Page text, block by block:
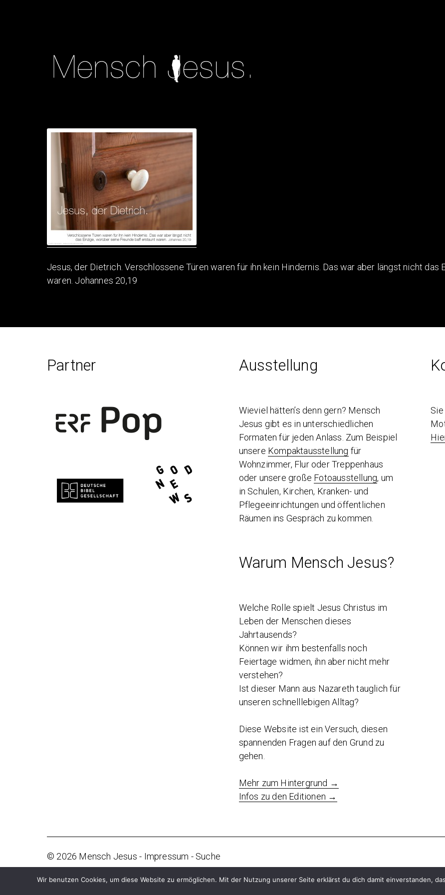
Jesus, der Dietrich. Verschlossene Türen waren für ihn kein Hindernis. Das war aber längst nicht
waren. Johannes 20,19
Partner Ausstellung
Wieviel hätten’s denn gern? Mensch
Jesus gibt es in unterschiedlichen
Formaten für jeden Anlass. Zum Beispiel
unsere Kompaktausstellung für
Wohnzimmer, Flur oder Treppenhaus
oder unsere große Fotoausstellung, um
in Schulen, Kirchen, Kranken- und
Pflegeeinrichtungen und öffentlichen
Räumen ins Gespräch zu kommen.
Warum Mensch Jesus?
Welche Rolle spielt Jesus Christus im
Leben der Menschen dieses
Jahrtausends?
Können wir ihm bestenfalls noch
Feiertage widmen, ihn aber nicht mehr
verstehen?
Ist dieser Mann aus Nazareth tauglich für
unseren schnelllebigen Alltag?
Diese Website ist ein Versuch, diesen
spannenden Fragen auf den Grund zu
gehen.
Mehr zum Hintergrund →
Infos zu den Editionen →
© 2026 Mensch Jesus - Impressum - Suche
Wir benutzen Cookies, um diese Website zu ermöglichen. Mit der Nutzung unserer Seite erklärst du dich damit einverstanden,